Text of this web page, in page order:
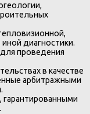
диагностики.
проведения
в качестве
арбитражными